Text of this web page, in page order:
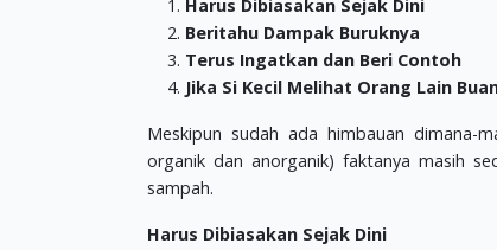
Harus Dibiasakan Sejak Dini
Beritahu Dampak Buruknya
Terus Ingatkan dan Beri Contoh
Jika Si Kecil Melihat Orang Lain
Meskipun sudah ada himbauan dimana-
organik dan anorganik) faktanya masih
sampah.
Harus Dibiasakan Sejak Dini